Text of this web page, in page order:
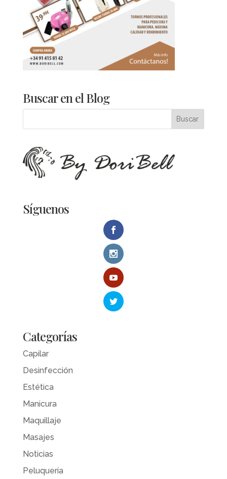
Buscar en el Blog
Síguenos
Categorías
Capilar
Desinfección
Estética
Manicura
Maquillaje
Masajes
Noticias
Peluquería